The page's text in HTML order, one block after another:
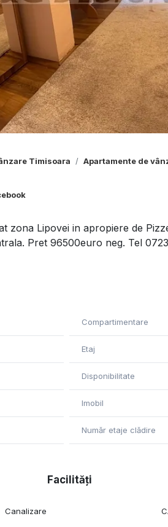
Timisoara Apartamente de
zona Lipovei in apropiere de
Pret 96500euro neg. Tel
Compartimentare
Etaj
Disponibilitate
Imobil
Număr etaje clădire
Facilități
Canalizare